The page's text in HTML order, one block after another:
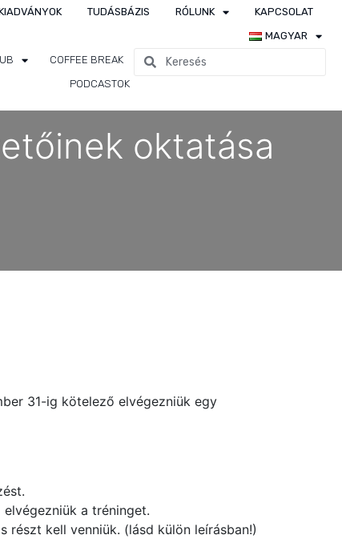
TUDÁSBÁZIS RÓLUNK
KAPCSOLAT
MAGYAR
COFFEE BREAK
PODCASTOK
oktatása
31-ig kötelező elvégezniük egy
a tréninget.
kell venniük. (lásd külön leírásban!)